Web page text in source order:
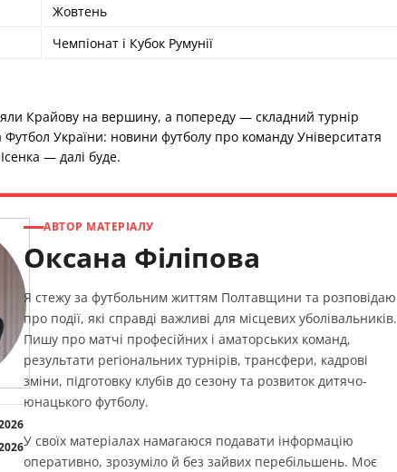
Жовтень
Чемпіонат і Кубок Румунії
Крайову на вершину, а попереду — складний турнір
Футбол України: новини футболу про команду Університатя
— далі буде.
АВТОР МАТЕРІАЛУ
Оксана Філіпова
Я стежу за футбольним життям Полтавщини та розповідаю
про події, які справді важливі для місцевих уболівальників.
Пишу про матчі професійних і аматорських команд,
результати регіональних турнірів, трансфери, кадрові
зміни, підготовку клубів до сезону та розвиток дитячо-
юнацького футболу.
У своїх матеріалах намагаюся подавати інформацію
оперативно, зрозуміло й без зайвих перебільшень. Моє